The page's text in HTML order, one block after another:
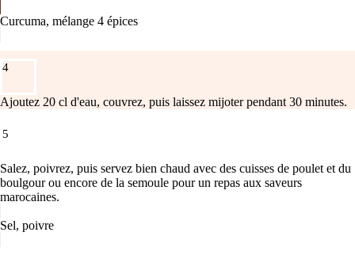
Curcuma, mélange 4 épices
4
Ajoutez 20 cl d'eau, couvrez, puis laissez mijoter pendant 30 minutes.
5
Salez, poivrez, puis servez bien chaud avec des cuisses de poulet et du
boulgour ou encore de la semoule pour un repas aux saveurs
marocaines.
Sel, poivre